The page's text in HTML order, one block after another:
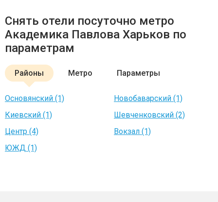
Снять отели посуточно метро
Академика Павлова Харьков по
параметрам
Районы Метро Параметры
Основянский (1)
Новобаварский (1)
Киевский (1)
Шевченковский (2)
Центр (4)
Вокзал (1)
ЮЖД (1)